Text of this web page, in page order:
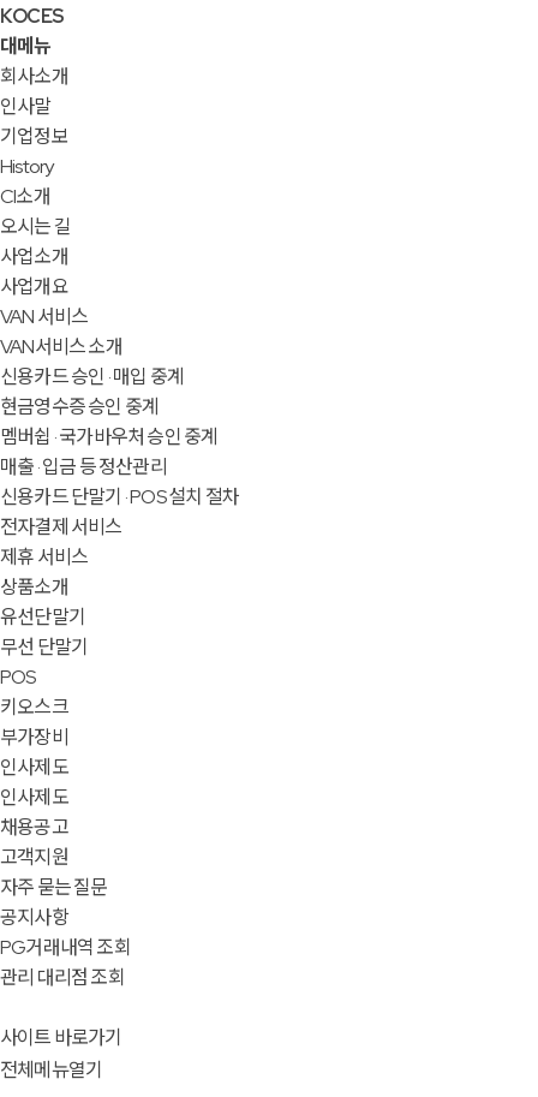
KOCES
대메뉴
회사소개
인사말
기업정보
History
CI소개
오시는 길
사업소개
사업개요
VAN 서비스
VAN서비스 소개
신용카드 승인 · 매입 중계
현금영수증 승인 중계
멤버쉽 · 국가바우처 승인 중계
매출 · 입금 등 정산관리
신용카드 단말기 · POS 설치 절차
전자결제 서비스
제휴 서비스
상품소개
유선단말기
무선 단말기
POS
키오스크
부가장비
인사제도
인사제도
채용공고
고객지원
자주 묻는 질문
공지사항
PG거래내역 조회
관리 대리점 조회
사이트 바로가기
전체메뉴열기